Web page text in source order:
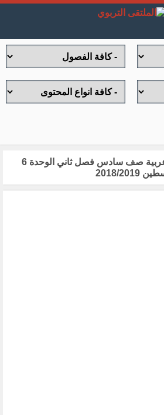
تحضير لغة عربية صف سادس فصل ثاني الوحدة 6
2019